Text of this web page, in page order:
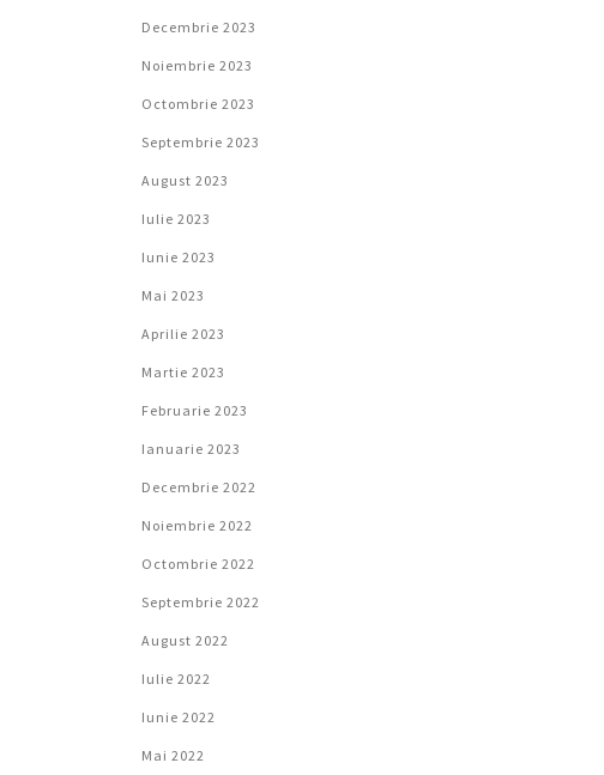
Decembrie 2023
Noiembrie 2023
Octombrie 2023
Septembrie 2023
August 2023
Iulie 2023
Iunie 2023
Mai 2023
Aprilie 2023
Martie 2023
Februarie 2023
Ianuarie 2023
Decembrie 2022
Noiembrie 2022
Octombrie 2022
Septembrie 2022
August 2022
Iulie 2022
Iunie 2022
Mai 2022